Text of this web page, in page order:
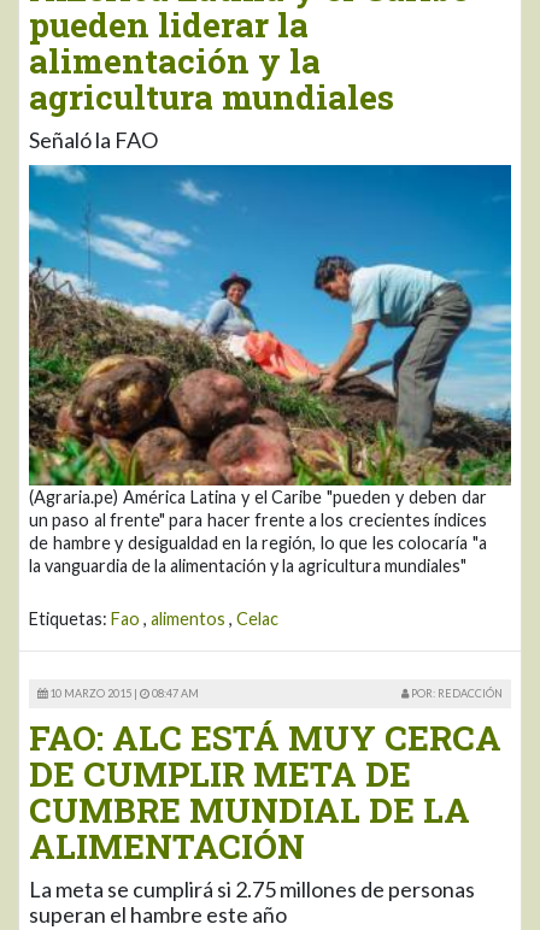
pueden liderar la
alimentación y la
agricultura mundiales
Señaló la FAO
(Agraria.pe) América Latina y el Caribe "pueden y deben dar
un paso al frente" para hacer frente a los crecientes índices
de hambre y desigualdad en la región, lo que les colocaría "a
la vanguardia de la alimentación y la agricultura mundiales"
Etiquetas: Fao , alimentos , Celac
10 MARZO 2015 | 08:47 AM POR: REDACCIÓN
FAO: ALC ESTÁ MUY CERCA
DE CUMPLIR META DE
CUMBRE MUNDIAL DE LA
ALIMENTACIÓN
La meta se cumplirá si 2.75 millones de personas
superan el hambre este año